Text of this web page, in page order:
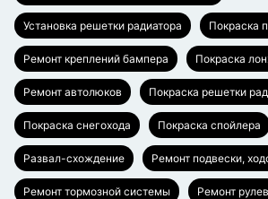
Установка решетки радиатора Покраска
Ремонт креплений бампера Покраска
Ремонт автолюков Покраска решетки
Покраска снегохода Покраска спойлера
Развал-схождение Ремонт подвески,
Ремонт тормозной системы Ремонт